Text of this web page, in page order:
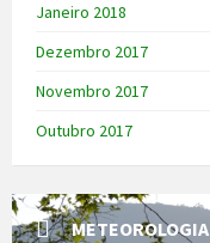
Janeiro 2018
Dezembro 2017
Novembro 2017
Outubro 2017
METEOROLOGIA